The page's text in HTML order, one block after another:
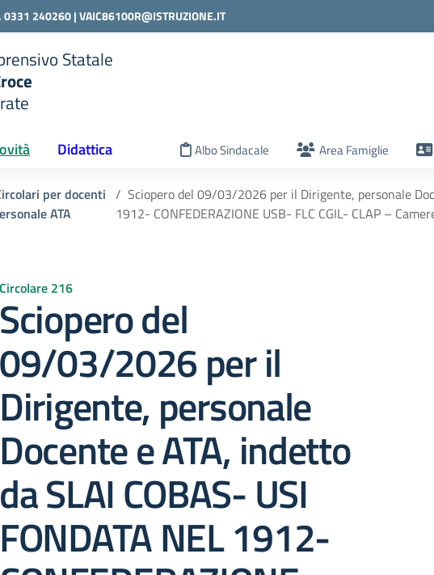
0331 240260 |VAIC86100R@ISTRUZIONE.IT
Statale
Didattica Albo Sindacale Area Famiglie
per docenti
ATA
Sciopero del 09/03/2026 per il Dirigente, personale
1912- CONFEDERAZIONE USB- FLC CGIL- CLAP –
Circolare 216
Sciopero del
09/03/2026 per il
Dirigente, personale
Docente e ATA, indetto
da SLAI COBAS- USI
FONDATA NEL 1912-